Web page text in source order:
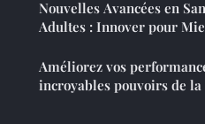
Nouvelles Avancées en
Adultes : Innover pour
Améliorez vos
incroyables pouvoirs de